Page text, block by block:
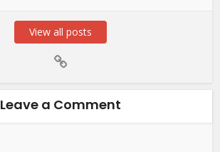
View all posts
Leave a Comment